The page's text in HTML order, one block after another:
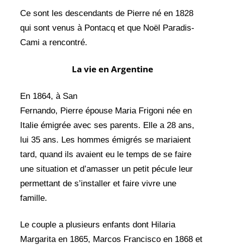
Ce sont les descendants de Pierre né en 1828
qui sont venus à Pontacq et que Noël Paradis-
Cami a rencontré.
La vie en Argentine
En 1864, à San
Fernando, Pierre épouse Maria Frigoni née en
Italie émigrée avec ses parents. Elle a 28 ans,
lui 35 ans. Les hommes émigrés se mariaient
tard, quand ils avaient eu le temps de se faire
une situation et d’amasser un petit pécule leur
permettant de s’installer et faire vivre une
famille.
Le couple a plusieurs enfants dont Hilaria
Margarita en 1865, Marcos Francisco en 1868 et